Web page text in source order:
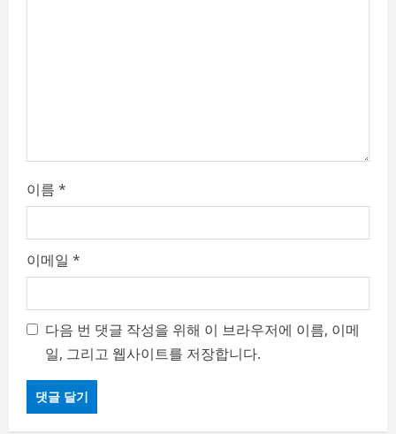
o
n
이름 *
이메일 *
다음 번 댓글 작성을 위해 이 브라우저에 이름, 이메
일, 그리고 웹사이트를 저장합니다.